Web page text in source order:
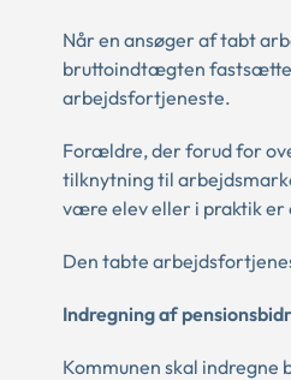
Når en ansøger af tabt
bruttoindtægten
arbejdsfortjeneste.
Forældre, der forud for
tilknytning til
være elev eller i praktik er
Den tabte
Indregning af
Kommunen skal